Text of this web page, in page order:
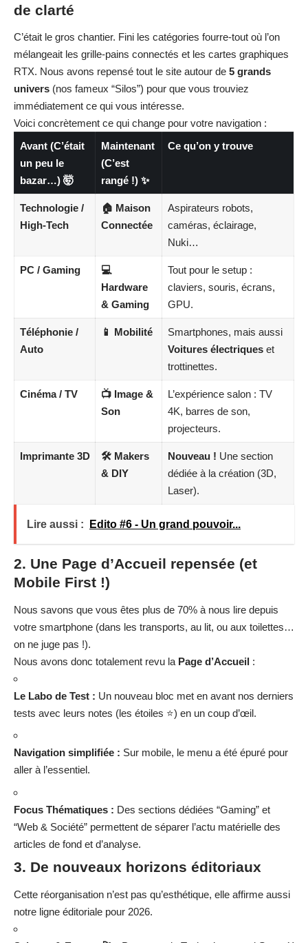
de clarté
C’était le gros chantier. Fini les catégories fourre-tout où l’on
mélangeait les grille-pains connectés et les cartes graphiques
RTX. Nous avons repensé tout le site autour de 5 grands
univers (nos fameux “Silos”) pour que vous trouviez
immédiatement ce qui vous intéresse.
Voici concrètement ce qui change pour votre navigation :
Avant (C’était
un peu le
bazar…) 🤯
Maintenant
(C’est
rangé !) ✨
Ce qu’on y trouve
Technologie /
High-Tech
🏠 Maison
Connectée
Aspirateurs robots,
caméras, éclairage,
Nuki…
PC / Gaming
💻
Hardware
& Gaming
Tout pour le setup :
claviers, souris, écrans,
GPU.
Téléphonie /
Auto
📱 Mobilité
Smartphones, mais aussi
Voitures électriqueset
trottinettes.
Cinéma / TV 📺 Image &
Son
L’expérience salon : TV
4K, barres de son,
projecteurs.
Imprimante 3D 🛠️ Makers
& DIY
Nouveau ! Une section
dédiée à la création (3D,
Laser).
Lire aussi : Edito #6 - Un grand pouvoir...
2. Une Page d’Accueil repensée (et
Mobile First !)
Nous savons que vous êtes plus de 70% à nous lire depuis
votre smartphone (dans les transports, au lit, ou aux toilettes…
on ne juge pas !).
Nous avons donc totalement revu la Page d’Accueil :
Le Labo de Test : Un nouveau bloc met en avant nos derniers
tests avec leurs notes (les étoiles ⭐) en un coup d’œil.
Navigation simplifiée : Sur mobile, le menu a été épuré pour
aller à l’essentiel.
Focus Thématiques : Des sections dédiées “Gaming” et
“Web & Société” permettent de séparer l’actu matérielle des
articles de fond et d’analyse.
3. De nouveaux horizons éditoriaux
Cette réorganisation n’est pas qu’esthétique, elle affirme aussi
notre ligne éditoriale pour 2026.